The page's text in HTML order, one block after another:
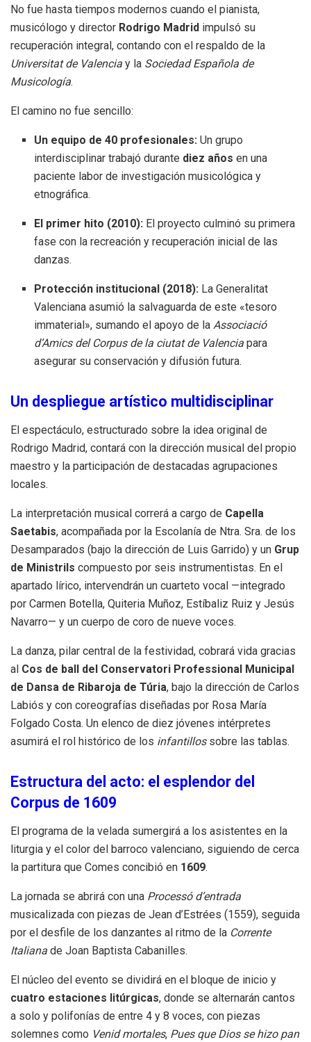
No fue hasta tiempos modernos cuando el pianista,
musicólogo y director Rodrigo Madrid impulsó su
recuperación integral, contando con el respaldo de la
Universitat de Valencia y la Sociedad Española de
Musicología.
El camino no fue sencillo:
Un equipo de 40 profesionales: Un grupo
interdisciplinar trabajó durante diez años en una
paciente labor de investigación musicológica y
etnográfica.
El primer hito (2010): El proyecto culminó su primera
fase con la recreación y recuperación inicial de las
danzas.
Protección institucional (2018): La Generalitat
Valenciana asumió la salvaguarda de este «tesoro
immaterial», sumando el apoyo de laAssociació
d’Amics del Corpus de la ciutat de Valencia para
asegurar su conservación y difusión futura.
Un despliegue artístico multidisciplinar
El espectáculo, estructurado sobre la idea original de
Rodrigo Madrid, contará con la dirección musical del propio
maestro y la participación de destacadas agrupaciones
locales.
La interpretación musical correrá a cargo de Capella
Saetabis, acompañada por la Escolanía de Ntra. Sra. de los
Desamparados (bajo la dirección de Luis Garrido) y un Grup
de Ministrils compuesto por seis instrumentistas. En el
apartado lírico, intervendrán un cuarteto vocal —integrado
por Carmen Botella, Quiteria Muñoz, Estíbaliz Ruiz y Jesús
Navarro— y un cuerpo de coro de nueve voces.
La danza, pilar central de la festividad, cobrará vida gracias
al Cos de ball del Conservatori Professional Municipal
de Dansa de Ribaroja de Túria, bajo la dirección de Carlos
Labiós y con coreografías diseñadas por Rosa María
Folgado Costa. Un elenco de diez jóvenes intérpretes
asumirá el rol histórico de los infantillossobre las tablas.
Estructura del acto: el esplendor del
Corpus de 1609
El programa de la velada sumergirá a los asistentes en la
liturgia y el color del barroco valenciano, siguiendo de cerca
la partitura que Comes concibió en 1609.
La jornada se abrirá con una Processó d’entrada
musicalizada con piezas de Jean d’Estrées (1559), seguida
por el desfile de los danzantes al ritmo de la Corrente
Italiana de Joan Baptista Cabanilles.
El núcleo del evento se dividirá en el bloque de inicio y
cuatro estaciones litúrgicas, donde se alternarán cantos
a solo y polifonías de entre 4 y 8 voces, con piezas
solemnes como Venid mortales, Pues que Dios se hizo pan